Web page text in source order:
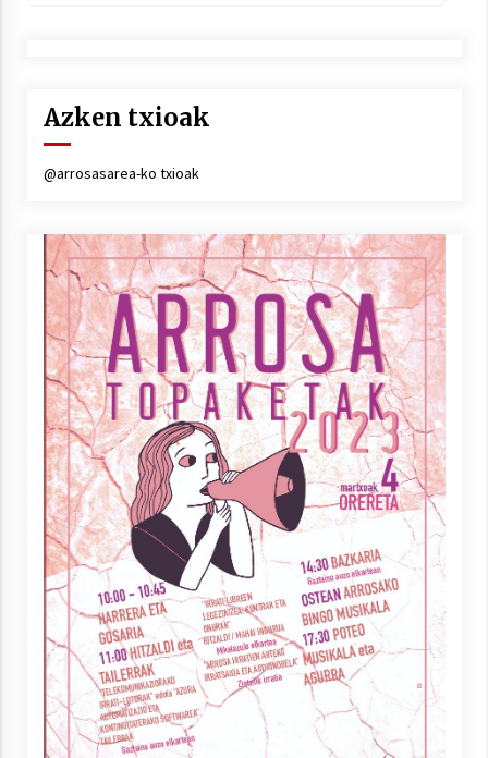
Azken txioak
@arrosasarea-ko txioak